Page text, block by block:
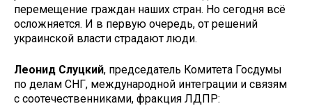
перемещение граждан наших стран. Но сегодня всё
осложняется. И в первую очередь, от решений
украинской власти страдают люди.
Леонид Слуцкий, председатель Комитета Госдумы
по делам СНГ, международной интеграции и связям
с соотечественниками, фракция ЛДПР: